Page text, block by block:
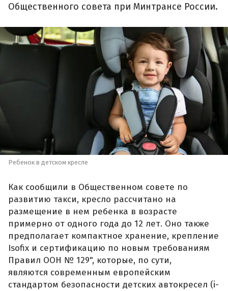
Общественного совета при Минтрансе России.
Ребенок в детском кресле
Как сообщили в Общественном совете по
развитию такси, кресло рассчитано на
размещение в нем ребенка в возрасте
примерно от одного года до 12 лет. Оно также
предполагает компактное хранение, крепление
Isofix и сертификацию по новым требованиям
Правил ООН № 129", которые, по сути,
являются современным европейским
стандартом безопасности детских автокресел (i-